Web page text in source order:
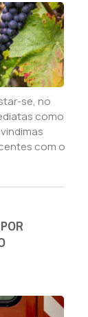
se, no
como
com o